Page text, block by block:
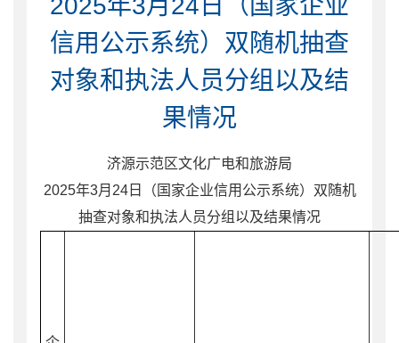
2025年3月24日（国家企业
信用公示系统）双随机抽查
对象和执法人员分组以及结
果情况
济源示范区文化广电和旅游局
2025年3月 24日（国家企业信用公示系统）双随机
抽查对象和执法人员分组以及结果情况